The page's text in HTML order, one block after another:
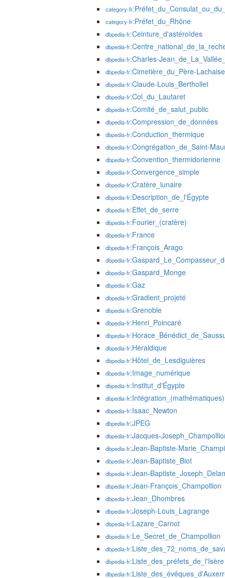
category-fr
category-fr:Préfet_du_Rhône
dbpedia-fr:Ceinture_d'astéroïdes
dbpedia-fr
dbpedia-fr:Charles-
dbpedia-fr:Cimetière_du_Père-Lachaise
dbpedia-fr:Claude-Louis_Berthollet
dbpedia-fr:Col_du_Lautaret
dbpedia-fr:Comité_de_salut_public
dbpedia-fr:Compression_de_données
dbpedia-fr:Conduction_thermique
dbpedia-fr:Congrégation_de_Saint-
dbpedia-fr:Convention_thermidorienne
dbpedia-fr:Convergence_simple
dbpedia-fr:Cratère_lunaire
dbpedia-fr:Description_de_l'Égypte
dbpedia-fr:Effet_de_serre
dbpedia-fr:Fourier_(cratère)
dbpedia-fr:France
dbpedia-fr:François_Arago
dbpedia-fr
dbpedia-fr:Gaspard_Monge
dbpedia-fr:Gaz
dbpedia-fr:Gradient_projeté
dbpedia-fr:Grenoble
dbpedia-fr:Henri_Poincaré
dbpedia-fr
dbpedia-fr:Héraldique
dbpedia-fr:Hôtel_de_Lesdiguières
dbpedia-fr:Image_numérique
dbpedia-fr:Institut_d'Égypte
dbpedia-fr:Intégration_(mathématiques)
dbpedia-fr:Isaac_Newton
dbpedia-fr:JPEG
dbpedia-fr:Jacques-
dbpedia-fr:Jean-Baptiste-
dbpedia-fr:Jean-Baptiste_Biot
dbpedia-fr:Jean-
dbpedia-fr:Jean-François_Champollion
dbpedia-fr:Jean_Dhombres
dbpedia-fr:Joseph-Louis_Lagrange
dbpedia-fr:Lazare_Carnot
dbpedia-fr:Le_Secret_de_Champollion
dbpedia-fr
dbpedia-fr:Liste_des_préfets_de_l'Isère
dbpedia-fr